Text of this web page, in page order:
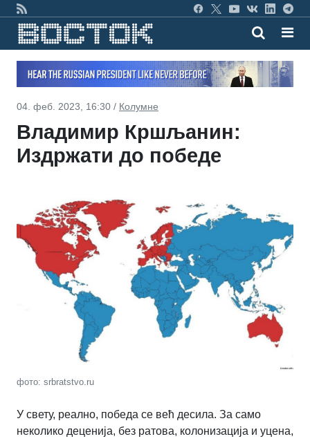
04. феб. 2023, 16:30 / Колумне
Владимир Кршљанин:
Издржати до победе
фото: srbratstvo.ru
У свету, реално, победа се већ десила. За само
неколико деценија, без ратова, колонизација и уцена,